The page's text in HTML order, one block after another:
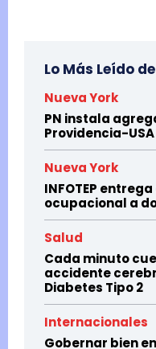
Lo Más Leído
Nueva York
PN instala
Providencia-USA
Nueva York
INFOTEP
ocupacional a
Salud
Cada minuto
accidente
Diabetes Tipo 2
Internacionales
Gobernar bien